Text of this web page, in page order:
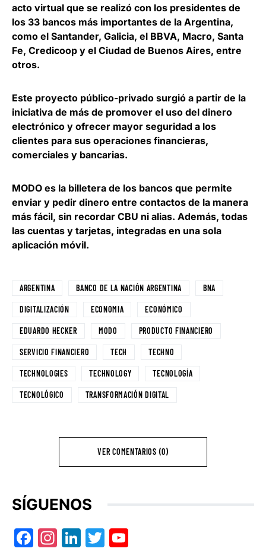
acto virtual que se realizó con los presidentes de
los 33 bancos más importantes de la Argentina,
como el Santander, Galicia, el BBVA, Macro, Santa
Fe, Credicoop y el Ciudad de Buenos Aires, entre
otros.
Este proyecto público-privado surgió a partir de la
iniciativa de más de promover el uso del dinero
electrónico y ofrecer mayor seguridad a los
clientes para sus operaciones financieras,
comerciales y bancarias.
MODO es la billetera de los bancos que permite
enviar y pedir dinero entre contactos de la manera
más fácil, sin recordar CBU ni alias. Además, todas
las cuentas y tarjetas, integradas en una sola
aplicación móvil.
ARGENTINA BANCO DE LA NACIÓN ARGENTINA BNA
DIGITALIZACIÓN ECONOMIA ECONÓMICO
EDUARDO HECKER MODO PRODUCTO FINANCIERO
SERVICIO FINANCIERO TECH TECHNO
TECHNOLOGIES TECHNOLOGY TECNOLOGÍA
TECNOLÓGICO TRANSFORMACIÓN DIGITAL
VER COMENTARIOS (0)
SÍGUENOS
Facebook
Instagram
LinkedIn
Twitter